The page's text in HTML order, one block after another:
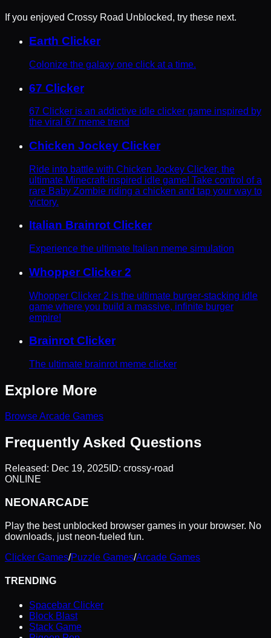
If you enjoyed Crossy Road Unblocked, try these next.
Earth Clicker
Colonize the galaxy one click at a time.
67 Clicker
67 Clicker is an addictive idle clicker game inspired by
the viral 67 meme trend
Chicken Jockey Clicker
Ride into battle with Chicken Jockey Clicker, the
ultimate Minecraft-inspired idle game! Take control of a
rare Baby Zombie riding a chicken and tap your way to
victory.
Italian Brainrot Clicker
Experience the ultimate Italian meme simulation
Whopper Clicker 2
Whopper Clicker 2 is the ultimate burger-stacking idle
game where you build a massive, infinite burger
empire!
Brainrot Clicker
The ultimate brainrot meme clicker
Explore More
BrowseArcade Games
Frequently Asked Questions
Released: Dec 19, 2025 ID: crossy-road
ONLINE
NEONARCADE
Play the best unblocked browser games in your browser. No
downloads, just neon-fueled fun.
Clicker Games/Puzzle Games/Arcade Games
TRENDING
Spacebar Clicker
Block Blast
Stack Game